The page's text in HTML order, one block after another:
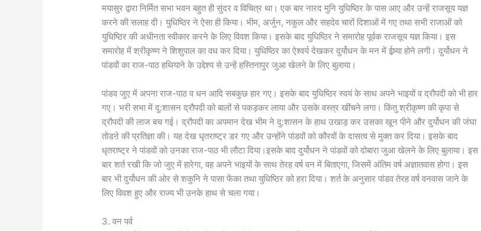
मयासुर द्वारा निर्मित सभा भवन बहुत ही सुंदर व विचित्र था। एक बार नारद मुनि युधिष्ठिर के पास आए और उन्हें राजसूय यज्ञ
करने की सलाह दी। युधिष्ठिर ने ऐसा ही किया। भीम, अर्जुन, नकुल और सहदेव चारों दिशाओं में गए तथा सभी राजाओं को
युधिष्ठिर की अधीनता स्वीकार करने के लिए विवश किया। इसके बाद युधिष्ठिर ने समारोह पूर्वक राजसूय यज्ञ किया। इस
समारोह में श्रीकृष्ण ने शिशुपाल का वध कर दिया। युधिष्ठिर का ऐश्वर्य देखकर दुर्योधन के मन में ईष्र्या होने लगी। दुर्योधन ने
पांडवों का राज-पाठ हथियाने के उद्देश्य से उन्हें हस्तिनापुर जुआ खेलने के लिए बुलाया।
पांडव जुए में अपना राज-पाठ व धन आदि सबकुछ हार गए। इसके बाद युधिष्ठिर स्वयं के साथ अपने भाइयों व द्रौपदी को भी हार
गए। भरी सभा में दु:शासन द्रौपदी को बालों से पकड़कर लाया और उसके वस्त्र खींचने लगा। किंतु श्रीकृष्ण की कृपा से
द्रौपदी की लाज बच गई। द्रौपदी का अपमान देख भीम ने दु:शासन के हाथ उखाड़ कर उसका खून पीने और दुर्योधन की जंघा
तोडऩे की प्रतिज्ञा की। यह देख धृतराष्ट्र डर गए और उन्होंने पांडवों को कौरवों के दासत्व से मुक्त कर दिया। इसके बाद
धृतराष्ट्र ने पांडवों को उनका राज-पाठ भी लौटा दिया।इसके बाद दुर्योधन ने पांडवों को दोबारा जुआ खेलने के लिए बुलाया। इस
बार शर्त रखी कि जो जुए में हारेगा, वह अपने भाइयों के साथ तेरह वर्ष वन में बिताएगा, जिसमें अंतिम वर्ष अज्ञातवास होगा। इस
बार भी दुर्योधन की ओर से शकुनि ने पासा फेंका तथा युधिष्ठिर को हरा दिया। शर्त के अनुसार पांडव तेरह वर्ष वनवास जाने के
लिए विवश हुए और राज्य भी उनके हाथ से चला गया।
3. वन पर्व